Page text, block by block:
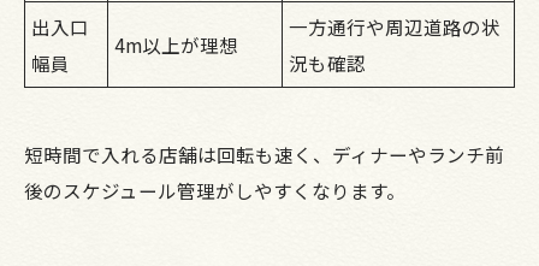
出入口
幅員
4m以上が理想
一方通行や周辺道路の状
況も確認
短時間で入れる店舗は回転も速く、ディナーやランチ前
後のスケジュール管理がしやすくなります。